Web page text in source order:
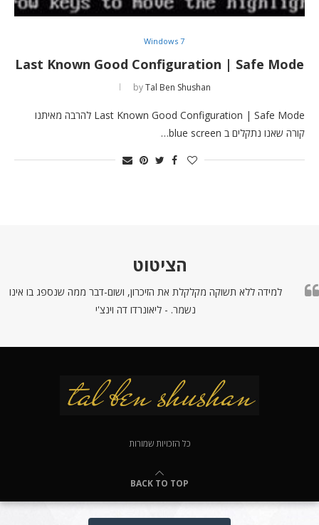
Windows 7
Last Known Good Configuration | Safe Mode
byTal Ben Shushan
Last Known Good Configuration | Safe Mode להרבה מאיתנו
קורה שאנו נתקלים ב blue screen…
הציטוט
למידה ללא תשוקה מקלקלת את הזיכרון, ושום-דבר ממה שנספג בו אינו
נשמר. - ליאונרדו דה וינצ'י
כל הזכויות שמורות
BACK TO TOP